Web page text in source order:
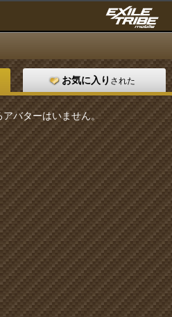
お気に入り された
アバターはいません。